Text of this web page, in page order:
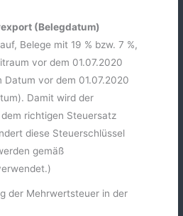
(Belegdatum)
Belege mit 19 % bzw. 7 %,
vor dem 01.07.2020
vor dem 01.07.2020
Damit wird der
richtigen Steuersatz
diese Steuerschlüssel
gemäß
der Mehrwertsteuer in der